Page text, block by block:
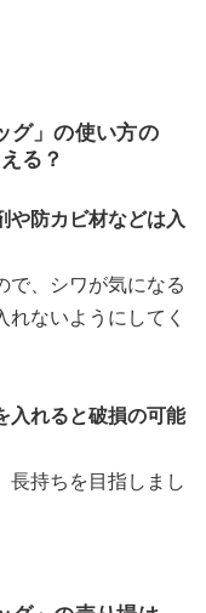
グ」の使い方の
る？
や防カビ材などは入
で、シワが気になる
ないようにしてく
入れると破損の可能
長持ちを目指しまし